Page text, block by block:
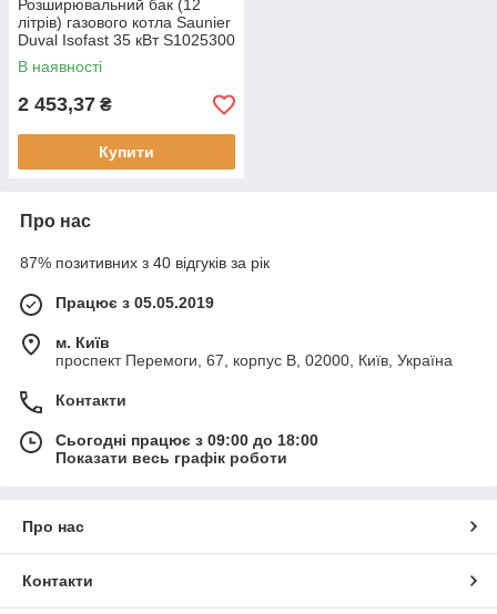
Розширювальний бак (12
літрів) газового котла Saunier
Duval Isofast 35 кВт S1025300
В наявності
2 453,37 ₴
Купити
Про нас
87% позитивних з 40 відгуків за рік
Працює з 05.05.2019
м. Київ
проспект Перемоги, 67, корпус В, 02000, Київ, Україна
Контакти
Сьогодні працює з 09:00 до 18:00
Показати весь графік роботи
Про нас
Контакти